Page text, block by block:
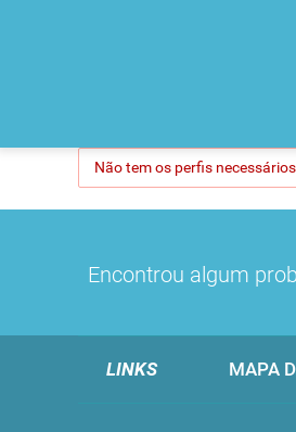
Não tem os perfis
Encontrou algum
LINKS MAPA